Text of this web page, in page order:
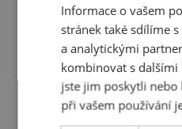
Prohlédnout herbář
Prohlédnout herbář
Informace o vašem
stránek také sdílíme
a analytickými
kombinovat s
jste jim poskytli
při vašem používání